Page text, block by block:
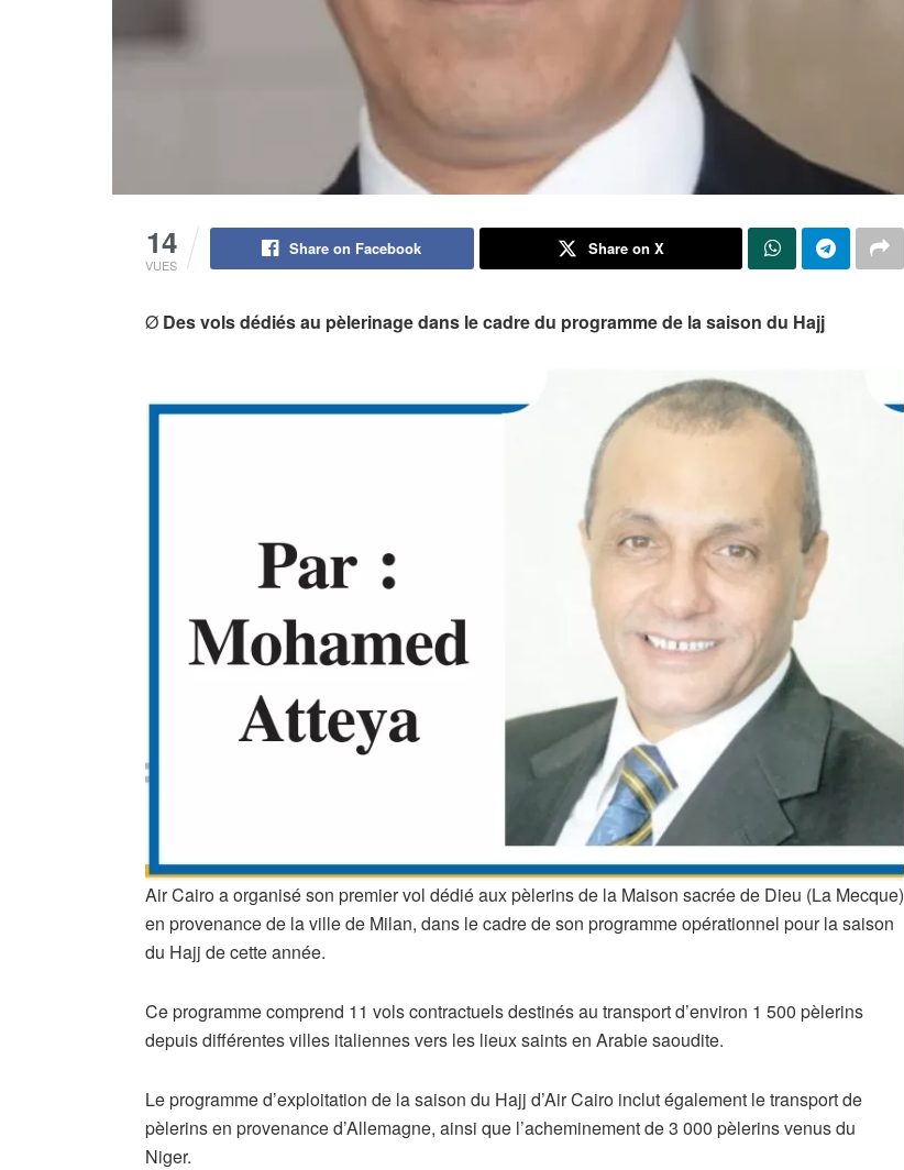
14
VUES
Share on Facebook Share on X
Ø Des vols dédiés au pèlerinage dans le cadre du programme de la saison du Hajj
Air Cairo a organisé son premier vol dédié aux pèlerins de la Maison sacrée de Dieu (La Mecque)
en provenance de la ville de Milan, dans le cadre de son programme opérationnel pour la saison
du Hajj de cette année.
Ce programme comprend 11 vols contractuels destinés au transport d’environ 1 500 pèlerins
depuis différentes villes italiennes vers les lieux saints en Arabie saoudite.
Le programme d’exploitation de la saison du Hajj d’Air Cairo inclut également le transport de
pèlerins en provenance d’Allemagne, ainsi que l’acheminement de 3 000 pèlerins venus du
Niger.